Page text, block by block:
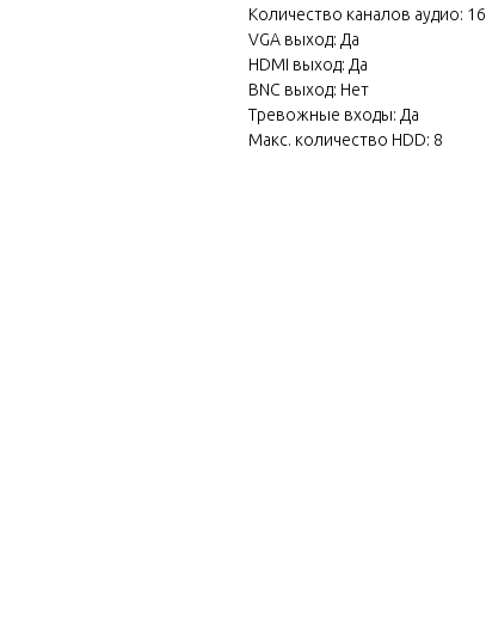
Количество каналов аудио: 16
VGA выход: Да
HDMI выход: Да
BNC выход: Нет
Тревожные входы: Да
Макс. количество HDD: 8